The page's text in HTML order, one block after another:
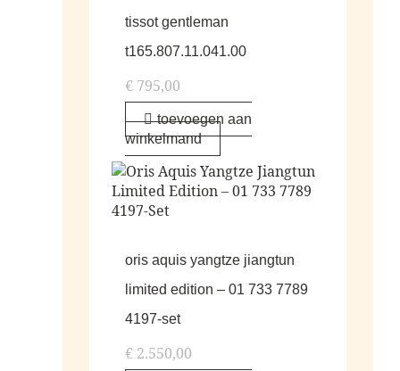
tissot gentleman
t165.807.11.041.00
€ 795,00
toevoegen aan
winkelmand
oris aquis yangtze jiangtun
limited edition – 01 733 7789
4197-set
€ 2.550,00